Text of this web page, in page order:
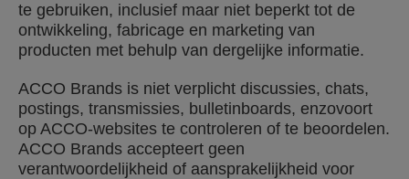
te gebruiken, inclusief maar niet beperkt tot de
ontwikkeling, fabricage en marketing van
producten met behulp van dergelijke informatie.
ACCO Brands is niet verplicht discussies, chats,
postings, transmissies, bulletinboards, enzovoort
op ACCO-websites te controleren of te beoordelen.
ACCO Brands accepteert geen
verantwoordelijkheid of aansprakelijkheid voor